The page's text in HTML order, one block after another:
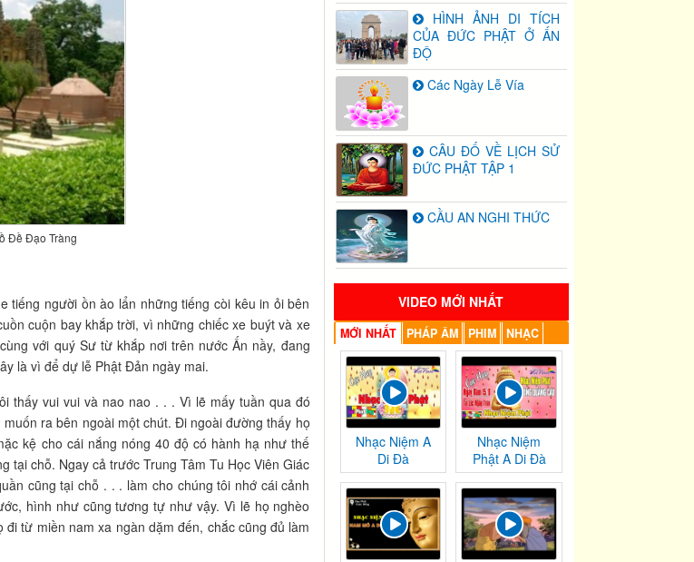
Đề Đạo Tràng
tiếng người ồn ào lẩn những tiếng còi kêu in ỏi bên
cuộn bay khắp trời, vì những chiếc xe buýt và xe
với quý Sư từ khắp nơi trên nước Ấn nầy, đang
là vì để dự lễ Phật Đản ngày mai.
thấy vui vui và nao nao . . . Vì lẽ mấy tuần qua đó
ra bên ngoài một chút. Đi ngoài đường thấy họ
kệ cho cái nắng nóng 40 độ có hành hạ như thế
tại chỗ. Ngay cả trước Trung Tâm Tu Học Viên Giác
cũng tại chỗ . . . làm cho chúng tôi nhớ cái cảnh
hình như cũng tương tự như vậy. Vì lẽ họ nghèo
từ miền nam xa ngàn dặm đến, chắc cũng đủ làm
HÌNH ẢNH DI TÍCH
CỦA ĐỨC PHẬT Ở ẤN
ĐỘ
Các Ngày Lễ Vía
CÂU ĐỐ VỀ LỊCH SỬ
ĐỨC PHẬT TẬP 1
CẦU AN NGHI THỨC
VIDEO MỚI NHẤT
MỚI NHẤT PHÁP ÂM PHIM NHẠC
Nhạc Niệm A
Di Đà
Nhạc Niệm
Phật A Di Đà